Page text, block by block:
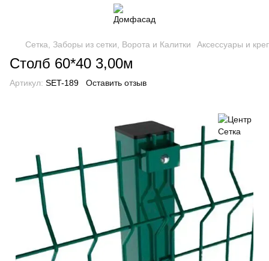
Сетка, Заборы из сетки, Ворота и Калитки Аксессуары и
Столб 60*40 3,00м
Артикул: SET-189 Оставить отзыв